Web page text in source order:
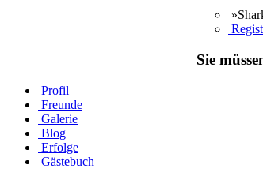
Sie
Profil
Freunde
Galerie
Blog
Erfolge
Gästebuch